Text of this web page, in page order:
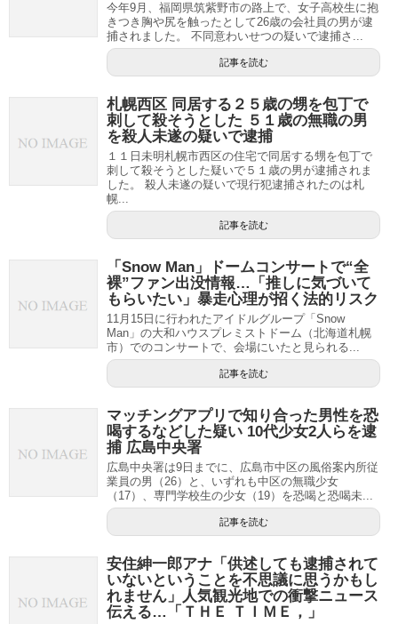
今年9月、福岡県筑紫野市の路上で、女子高校生に抱
きつき胸や尻を触ったとして26歳の会社員の男が逮
捕されました。 不同意わいせつの疑いで逮捕さ...
記事を読む
札幌西区 同居する２５歳の甥を包丁で
刺して殺そうとした ５１歳の無職の男
を殺人未遂の疑いで逮捕
１１日未明札幌市西区の住宅で同居する甥を包丁で
刺して殺そうとした疑いで５１歳の男が逮捕されま
した。 殺人未遂の疑いで現行犯逮捕されたのは札
幌...
記事を読む
「Snow Man」ドームコンサートで“全
裸”ファン出没情報…「推しに気づいて
もらいたい」暴走心理が招く法的リスク
11月15日に行われたアイドルグループ「Snow
Man」の大和ハウスプレミストドーム（北海道札幌
市）でのコンサートで、会場にいたと見られる...
記事を読む
マッチングアプリで知り合った男性を恐
喝するなどした疑い 10代少女2人らを逮
捕 広島中央署
広島中央署は9日までに、広島市中区の風俗案内所従
業員の男（26）と、いずれも中区の無職少女
（17）、専門学校生の少女（19）を恐喝と恐喝未...
記事を読む
安住紳一郎アナ「供述しても逮捕されて
いないということを不思議に思うかもし
れません」人気観光地での衝撃ニュース
伝える…「ＴＨＥ ＴＩＭＥ，」